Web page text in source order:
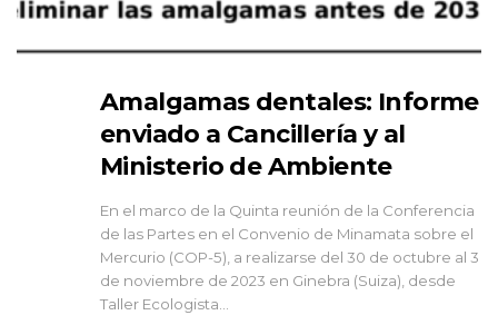
Amalgamas dentales: Informe
enviado a Cancillería y al
Ministerio de Ambiente
En el marco de la Quinta reunión de la Conferencia
de las Partes en el Convenio de Minamata sobre el
Mercurio (COP-5), a realizarse del 30 de octubre al 3
de noviembre de 2023 en Ginebra (Suiza), desde
Taller Ecologista...